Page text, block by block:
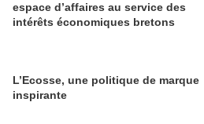
espace d’affaires au service des
intérêts économiques bretons
L’Ecosse, une politique de marque
inspirante